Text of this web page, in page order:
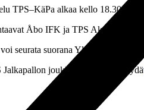
TPS–KäPa alkaa kello 18.30.
Åbo IFK ja TPS Akatemia.
seurata suorana Yle TV2:n, Yle
joukkueiden ottelut